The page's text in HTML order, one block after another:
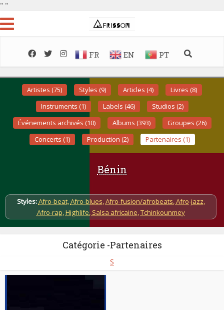
" "
FR EN PT
Artistes (75) Styles (9) Articles (4)
Livres (8)
Instruments (1)
Labels (46)
Studios (2)
Événements archivés (10)
Albums (393)
Groupes (26)
Concerts (1)
Production (2) Partenaires (1)
Bénin
Styles:Afro-beat,Afro-blues,Afro-fusion/afrobeats,Afro-jazz,
Afro-rap,Highlife, Salsa africaine,Tchinkounmey
Catégorie -Partenaires
S